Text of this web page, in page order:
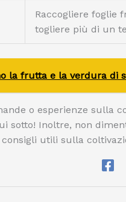
Raccogliere foglie
togliere più di un
la frutta e la verdura di
o esperienze sulla
sotto! Inoltre, non
utili sulla